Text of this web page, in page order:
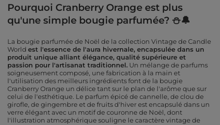
Pourquoi Cranberry Orange est plus
qu'une simple bougie parfumée? ⛄🔔
La bougie parfumée de Noël de la collection Vintage de Candle
World est l'essence de l'aura hivernale, encapsulée dans un
produit unique alliant élégance, qualité supérieure et
passion pour l'artisanat traditionnel. Un mélange de parfums
soigneusement composé, une fabrication à la main et
l'utilisation des meilleurs ingrédients font de la bougie
Cranberry Orange un délice tant sur le plan de l'arôme que sur
celui de l'esthétique. Le parfum épicé de cannelle, de clou de
girofle, de gingembre et de fruits d'hiver est encapsulé dans un
verre élégant avec un motif de couronne de Noël, dont
l'illustration atmosphérique souligne le caractère vintage de